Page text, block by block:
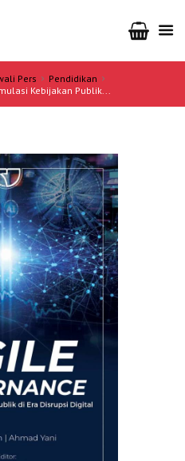
Pers
Pendidikan
Kebijakan Publik...